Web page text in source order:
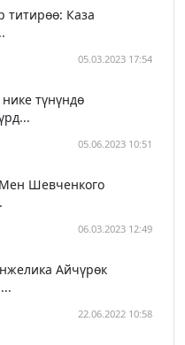
титирөө: Каза
05.03.2023 17:54
түнүндө
05.06.2023 10:51
Мен Шевченкого
06.03.2023 12:49
Айчүрөк
22.06.2022 10:58